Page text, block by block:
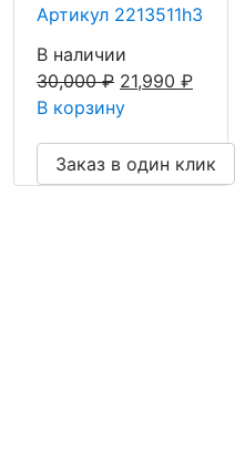
Артикул 2213511h3
В наличии
30,000₽ 21,990 ₽
В корзину
Заказ в один клик